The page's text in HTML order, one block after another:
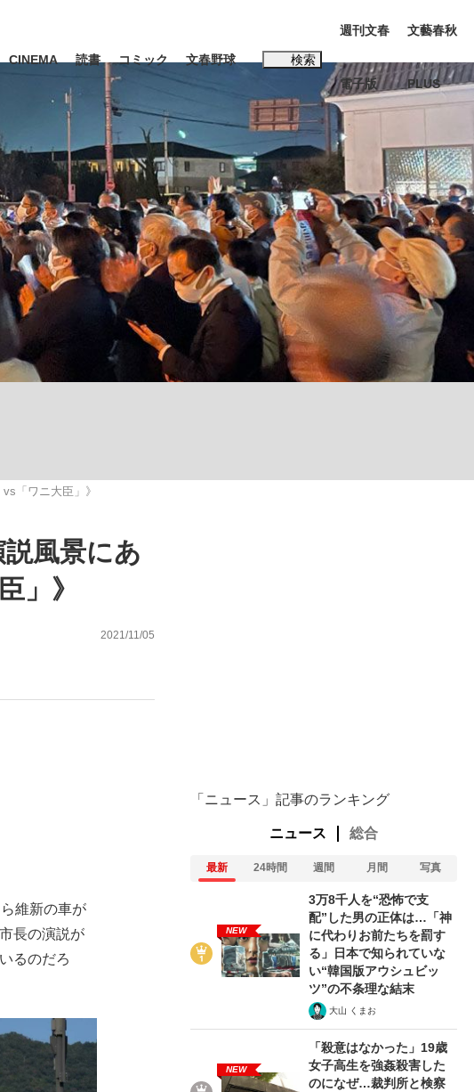
インタビュー
まま解散」WBC日本代表“敗戦”の真実 選手が明かす...
されているのが悲しい」『北の国から』倉本聰氏（91...
観る将棋、読む将棋
CINEMA 読書 コミック 文春野球 検索
#内田有紀
#松田聖子
週刊文春
電子版
文藝春秋
PLUS
「ワニ大臣」》
風景にあ
」》
2021/11/05
維新の車が
長の演説が
るのだろ
「ニュース」記事のランキング
ニュース 総合
最新 24時間 週間 月間 写真
NEW
3万8千人を“恐怖で支
配”した男の正体は…「神
に代わりお前たちを罰す
る」日本で知られていな
い“韓国版アウシュビッ
ツ”の不条理な結末
大山 くまお
NEW
「殺意はなかった」19歳
女子高生を強姦殺害した
のになぜ…裁判所と検察